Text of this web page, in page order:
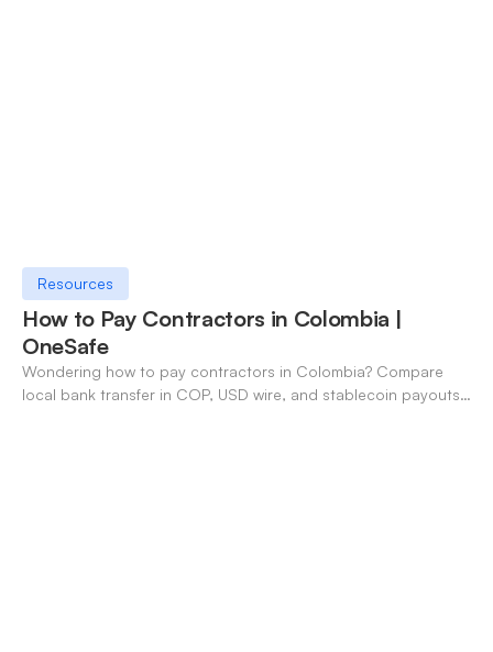
Resources
How to Pay Contractors in Colombia |
OneSafe
Wondering how to pay contractors in Colombia? Compare
local bank transfer in COP, USD wire, and stablecoin payouts.